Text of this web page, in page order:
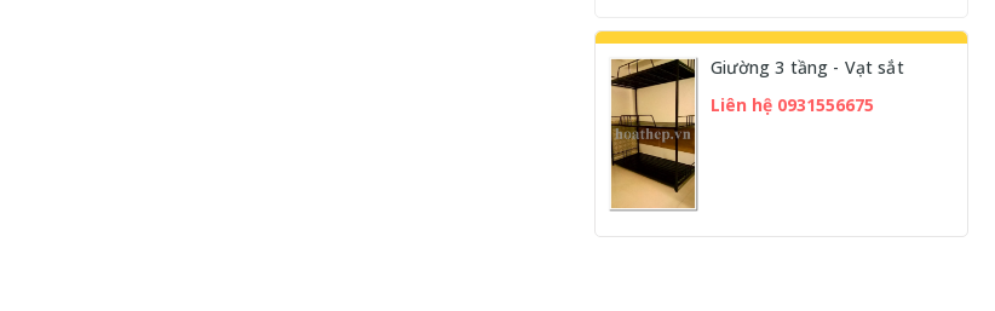
Giường 3 tầng - Vạt sắt
Liên hệ 0931556675